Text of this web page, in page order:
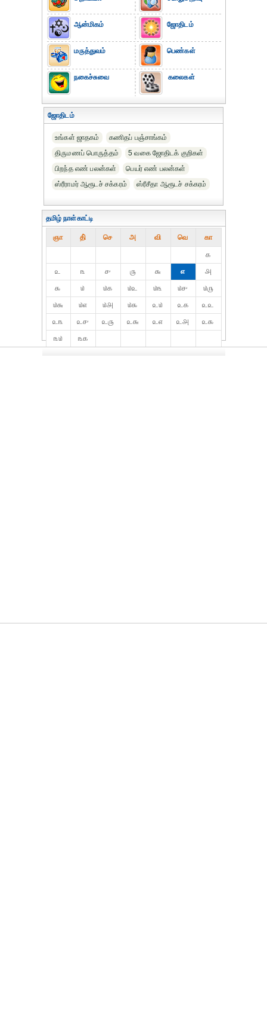
ஆன்மிகம்
மருத்துவம்
நகைச்சுவை
ஜோதிடம்
பெண்கள்
கலைகள்
ஜோதிடம்
உங்கள் ஜாதகம்
கணிதப் பஞ்சாங்கம்
திருமணப் பொருத்தம்
5 வகை ஜோதிடக் குறிகள்
பிறந்த எண் பலன்கள்
பெயர் எண் பலன்கள்
ஸ்ரீராமர் ஆரூடச் சக்கரம்
ஸ்ரீசீதா ஆரூடச் சக்கரம்
தமிழ் நாள்காட்டி
ஞா தி் செ அ வி வெ கா
௧
௨
௩ ௪ ௫ ௬ ௭
௮
௯
௰ ௰௧ ௰௨ ௰௩ ௰௪
௰௫
௰௬
௰௭ ௰௮ ௰௯ ௨௰ ௨௧
௨௨
௨௩
௨௪ ௨௫ ௨௬ ௨௭ ௨௮
௨௯
௩௰
௩௧